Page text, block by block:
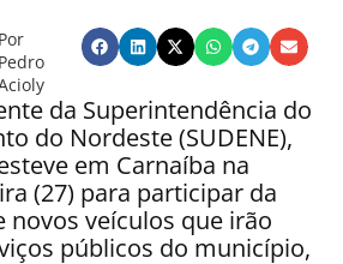
Por
Pedro
da Superintendência do
do Nordeste (SUDENE),
em Carnaíba na
(27) para participar da
novos veículos que irão
públicos do município,